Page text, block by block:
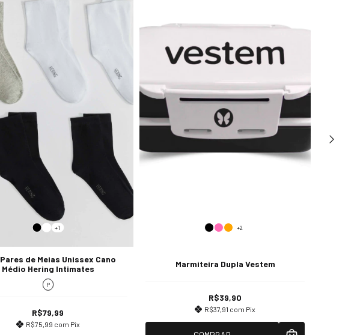
+1
de Meias Unissex Cano
Médio Hering Intimates
P
R$79,99
R$75,99 com Pix
+2
Marmiteira Dupla Vestem
R$39,90
R$37,91 com Pix